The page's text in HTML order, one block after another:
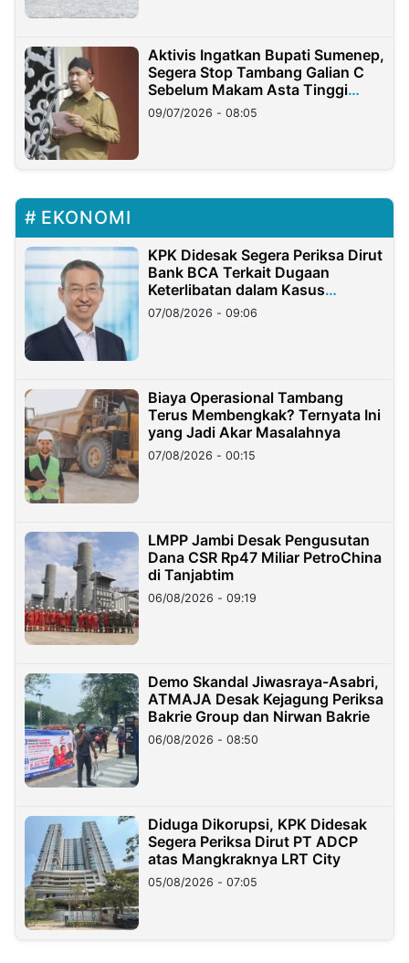
Aktivis Ingatkan Bupati Sumenep,
Segera Stop Tambang Galian C
Sebelum Makam Asta Tinggi
Longsor
09/07/2026 - 08:05
EKONOMI
KPK Didesak Segera Periksa Dirut
Bank BCA Terkait Dugaan
Keterlibatan dalam Kasus
Hilangnya Dana Nasabah Rp2,58
Miliar
07/08/2026 - 09:06
Biaya Operasional Tambang
Terus Membengkak? Ternyata Ini
yang Jadi Akar Masalahnya
07/08/2026 - 00:15
LMPP Jambi Desak Pengusutan
Dana CSR Rp47 Miliar PetroChina
di Tanjabtim
06/08/2026 - 09:19
Demo Skandal Jiwasraya-Asabri,
ATMAJA Desak Kejagung Periksa
Bakrie Group dan Nirwan Bakrie
06/08/2026 - 08:50
Diduga Dikorupsi, KPK Didesak
Segera Periksa Dirut PT ADCP
atas Mangkraknya LRT City
05/08/2026 - 07:05